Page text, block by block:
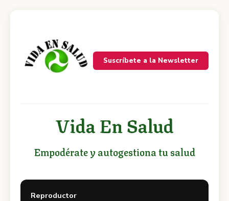
Suscríbete a la Newsletter
Vida En Salud
Empodérate y autogestiona tu salud
Reproductor